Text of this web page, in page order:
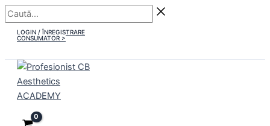
Skip
to
content
Caută...
LOGIN / ÎNREGISTRARE
CONSUMATOR >
Menu
Cantitate
E125
Ser
Hyaluronic